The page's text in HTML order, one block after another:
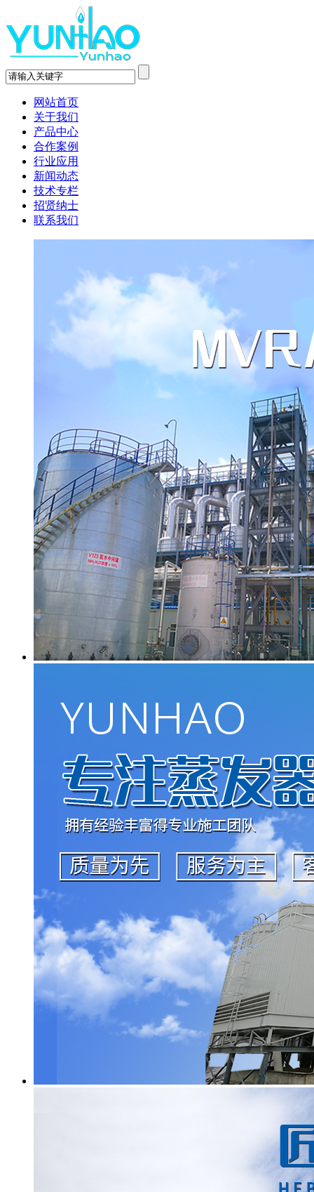
网站首页
关于我们
产品中心
合作案例
行业应用
新闻动态
技术专栏
招贤纳士
联系我们